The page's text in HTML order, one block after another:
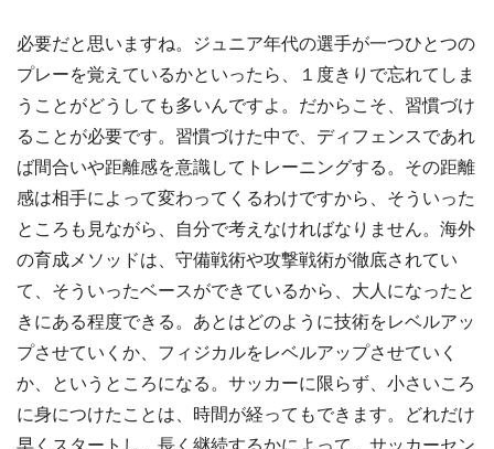
必要だと思いますね。ジュニア年代の選手が一つひとつの
プレーを覚えているかといったら、１度きりで忘れてしま
うことがどうしても多いんですよ。だからこそ、習慣づけ
ることが必要です。習慣づけた中で、ディフェンスであれ
ば間合いや距離感を意識してトレーニングする。その距離
感は相手によって変わってくるわけですから、そういった
ところも見ながら、自分で考えなければなりません。海外
の育成メソッドは、守備戦術や攻撃戦術が徹底されてい
て、そういったベースができているから、大人になったと
きにある程度できる。あとはどのように技術をレベルアッ
プさせていくか、フィジカルをレベルアップさせていく
か、というところになる。サッカーに限らず、小さいころ
に身につけたことは、時間が経ってもできます。どれだけ
早くスタートし、長く継続するかによって、サッカーセン